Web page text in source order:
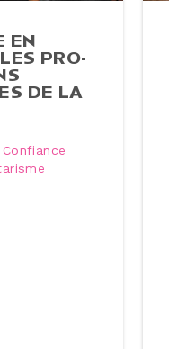
EN
PRO­
DE LA